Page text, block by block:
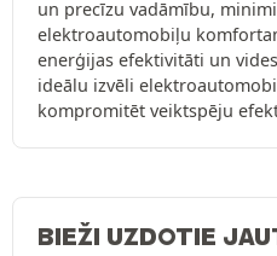
un precīzu vadāmību,
elektroautomobiļu
enerģijas efektivitāti un
ideālu izvēli
kompromitēt veiktspēju
BIEŽI UZDOTIE